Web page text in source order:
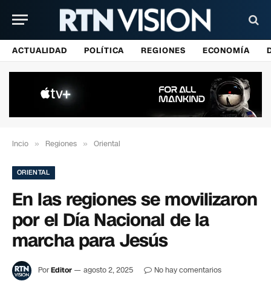
ACTUALIDAD POLÍTICA REGIONES ECONOMÍA
Incio » Regiones » Oriental
ORIENTAL
En las regiones se movilizaron
por el Día Nacional de la
marcha para Jesús
PorEditor agosto 2, 2025
No hay comentarios